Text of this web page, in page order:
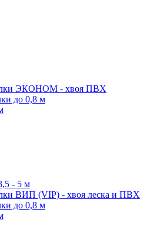
ЭКОНОМ - хвоя ПВХ
до 0,8 м
- 5 м
ВИП (VIP) - хвоя леска и ПВХ
до 0,8 м